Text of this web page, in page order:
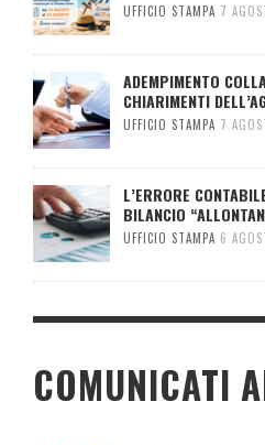
UFFICIO STAMPA 7
ADEMPIMENTO
CHIARIMENTI
UFFICIO STAMPA 7
L’ERRORE
BILANCIO
UFFICIO STAMPA 6
COMUNICATI